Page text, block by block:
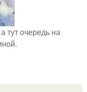
тут очередь на